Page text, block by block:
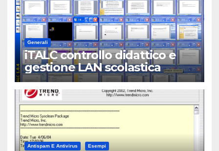
Generali
iTALC controllo didattico e
gestione LAN scolastica
Antispam E Antivirus Esempi